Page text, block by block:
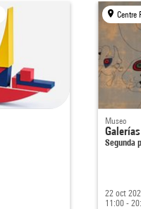
Centre
Museo
Segunda
22 oct
11:00 -